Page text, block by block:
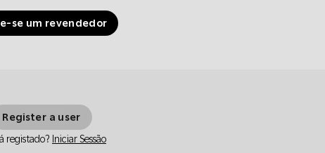
se um revendedor
Register a user
registado? Iniciar Sessão